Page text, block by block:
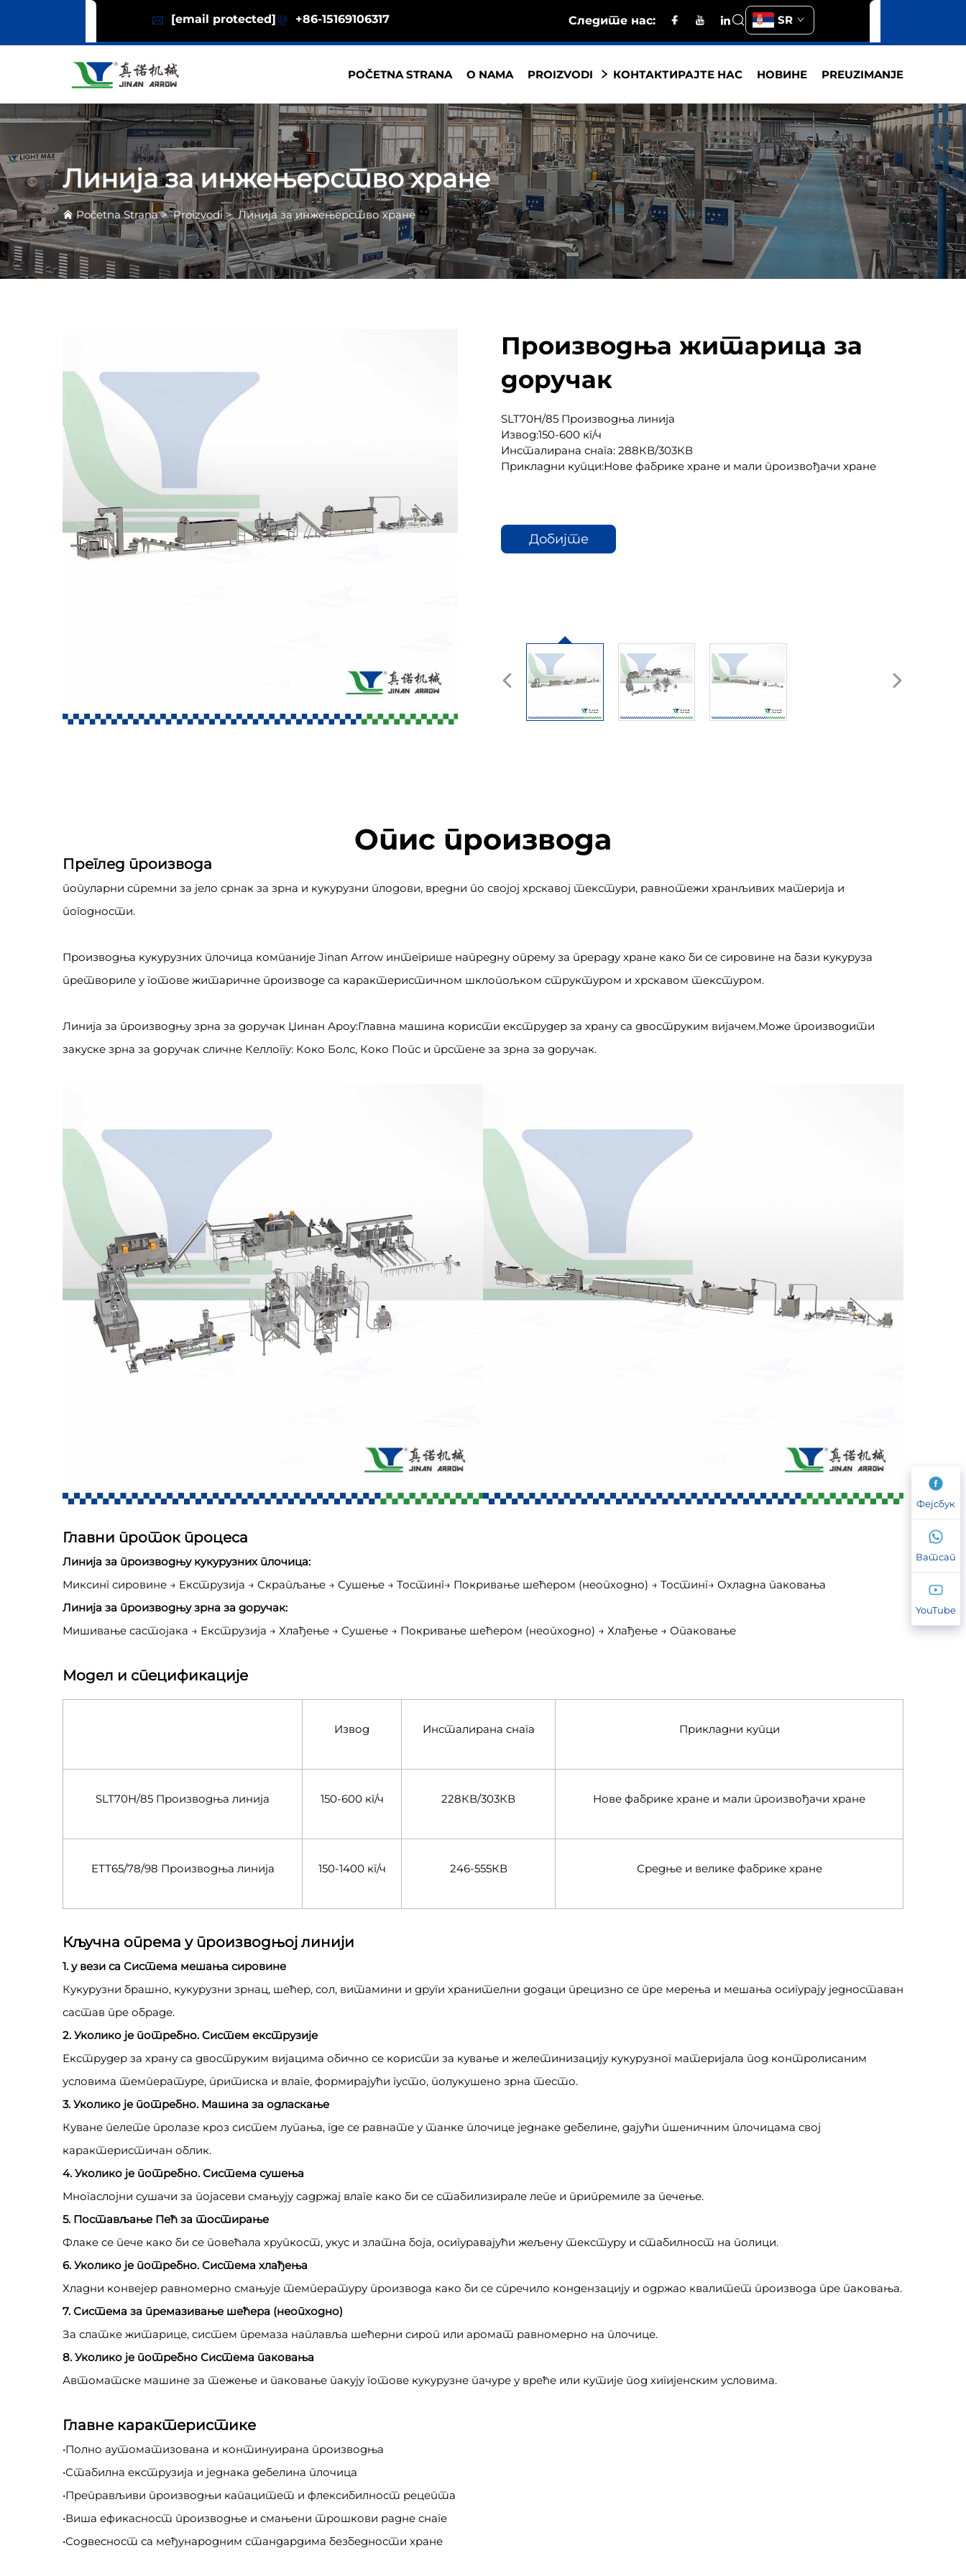
[email protected] +86-15169106317 Следите нас: SR
POČETNA STRANA O NAMA PROIZVODI КОНТАКТИРАЈТЕ НАС НОВИНЕ PREUZIMANJE
Линија за инжењерство хране
Početna Strana>Proizvodi>Линија за инжењерство хране
Производња житарица за
доручак
SLT70H/85 Производња линија
Извод:150-600 кг/ч
Инсталирана снага: 288КВ/303КВ
Прикладни купци:Нове фабрике хране и мали произвођачи хране
Добијте
Опис производа
Преглед производа
популарни спремни за јело срнак за зрна и кукурузни плодови, вредни по својој хрскавој текстури, равнотежи хранљивих материја и
погодности.
Производња кукурузних плочица компаније Jinan Arrow интегрише напредну опрему за прераду хране како би се сировине на бази кукуруза
претвориле у готове житаричне производе са карактеристичном шклопољком структуром и хрскавом текстуром.
Линија за производњу зрна за доручак Џинан Ароу:Главна машина користи екструдер за храну са двоструким вијачем.Може производити
закуске зрна за доручак сличне Келлоггу: Коко Болс, Коко Попс и прстене за зрна за доручак.
Главни проток процеса
Линија за производњу кукурузних плочица:
Миксинг сировине → Екструзија → Скрапљање → Сушење → Тостинг→ Покривање шећером (неопходно) → Тостинг→ Охладна паковања
Линија за производњу зрна за доручак:
Мишивање састојака → Екструзија → Хлађење → Сушење → Покривање шећером (неопходно) → Хлађење → Опаковање
Модел и спецификације
Извод Инсталирана снага Прикладни купци
SLT70H/85 Производња линија 150-600 кг/ч 228КВ/303КВ Нове фабрике хране и мали произвођачи хране
ЕТТ65/78/98 Производња линија 150-1400 кг/ч 246-555КВ Средње и велике фабрике хране
Кључна опрема у производњој линији
1. у вези са Система мешања сировине
Кукурузни брашно, кукурузни зрнац, шећер, сол, витамини и други хранителни додаци прецизно се пре мерења и мешања осигурају једноставан
састав пре обраде.
2. Уколико је потребно. Систем екструзије
Екструдер за храну са двоструким вијацима обично се користи за кување и желетинизацију кукурузног материјала под контролисаним
условима температуре, притиска и влаге, формирајући густо, полукушено зрна тесто.
3. Уколико је потребно. Машина за одласкање
Куване пелете пролазе кроз систем лупања, где се равнате у танке плочице једнаке дебелине, дајући пшеничним плочицама свој
карактеристичан облик.
4. Уколико је потребно. Система сушења
Многаслојни сушачи за појасеви смањују садржај влаге како би се стабилизирале лепе и припремиле за печење.
5. Постављање Пећ за тостирање
Флаке се пече како би се повећала хрупкост, укус и златна боја, осигуравајући жељену текстуру и стабилност на полици.
6. Уколико је потребно. Система хлађења
Хладни конвејер равномерно смањује температуру производа како би се спречило кондензацију и одржао квалитет производа пре паковања.
7. Система за премазивање шећера (неопходно)
За слатке житарице, систем премаза наплавља шећерни сироп или аромат равномерно на плочице.
8. Уколико је потребно Система паковања
Автоматске машине за тежење и паковање пакују готове кукурузне пачуре у вреће или кутије под хигијенским условима.
Главне карактеристике
•Полно аутоматизована и континуирана производња
•Стабилна екструзија и једнака дебелина плочица
•Преправљиви производњи капацитет и флексибилност рецепта
•Виша ефикасност производње и смањени трошкови радне снаге
•Содвесност са међународним стандардима безбедности хране
Фејсбук
Ватсап
YouTube